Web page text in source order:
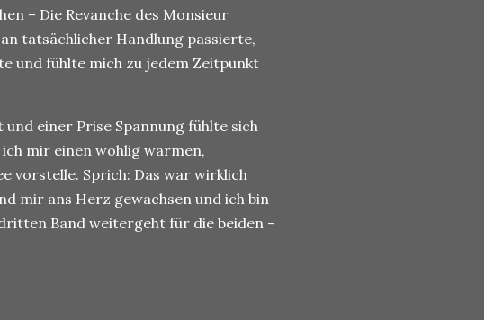
– Die Revanche des Monsieur
tatsächlicher Handlung passierte,
und fühlte mich zu jedem Zeitpunkt
einer Prise Spannung fühlte sich
ich mir einen wohlig warmen,
vorstelle. Sprich: Das war wirklich
mir ans Herz gewachsen und ich bin
Band weitergeht für die beiden –